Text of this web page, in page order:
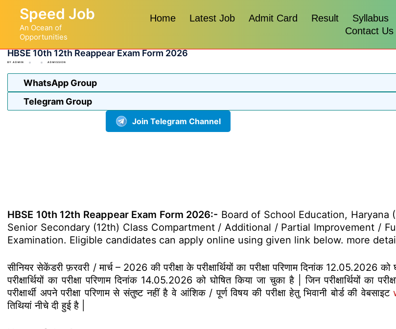
content
Speed Job
An Ocean of
Opportunities
Home Latest Job Admit Card Result Syllabus
Contact Us
HBSE 10th 12th Reappear Exam Form 2026
BY ADMIN ADMISSION
WhatsApp Group
Telegram Group
Join Telegram Channel
HBSE 10th 12th Reappear Exam Form 2026:- Board of School Education,
Senior Secondary (12th) Class Compartment / Additional / Partial Improvement /
Examination. Eligible candidates can apply online using given link below. more
सीनियर सेकेंडरी फ़रवरी / मार्च – 2026 की परीक्षा के परीक्षार्थियों का परीक्षा परिणाम दिनांक
परीक्षार्थियों का परीक्षा परिणाम दिनांक 14.05.2026 को घोषित किया जा चुका है | जिन परीक्षार्थियों का
परीक्षार्थी अपने परीक्षा परिणाम से संतुष्ट नहीं है वे आंशिक / पूर्ण विषय की परीक्षा हेतु भिवानी बोर्ड की वेबसाइट
तिथियां नीचे दी हुई है |